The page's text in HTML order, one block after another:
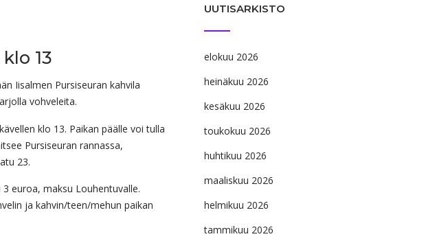
13
Iisalmen Pursiseuran kahvila
vohveleita.
klo 13. Paikan päälle voi tulla
Pursiseuran rannassa,
23.
euroa, maksu Louhentuvalle.
ja kahvin/teen/mehun paikan
UUTISARKISTO
elokuu 2026
heinäkuu 2026
kesäkuu 2026
toukokuu 2026
huhtikuu 2026
maaliskuu 2026
helmikuu 2026
tammikuu 2026